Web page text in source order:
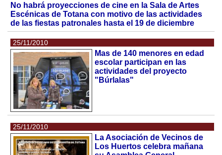
No habrá proyecciones de cine en la Sala de Artes
Escénicas de Totana con motivo de las actividades
de las fiestas patronales hasta el 19 de diciembre
25/11/2010
Mas de 140 menores en edad
escolar participan en las
actividades del proyecto
"Búrlalas"
25/11/2010
La Asociación de Vecinos de
Los Huertos celebra mañana